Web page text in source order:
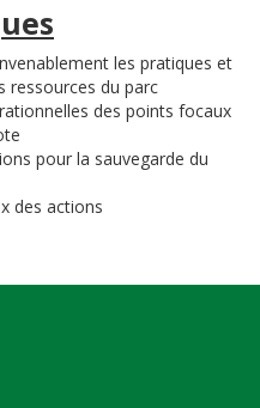
les pratiques et
ressources du parc
des points focaux
pour la sauvegarde du
des actions